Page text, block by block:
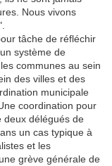
Nous vivons
tâche de réfléchir
système de
communes au sein
des villes et des
municipale
coordination pour
deux délégués de
un cas typique à
et les
grève générale de